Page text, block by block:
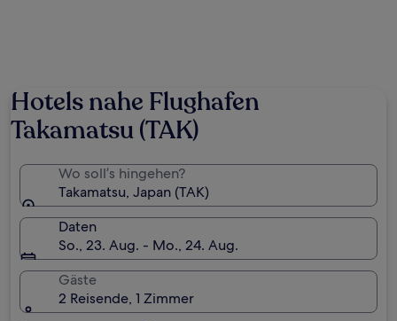
Hotels nahe Flughafen
Takamatsu (TAK)
Wo soll’s hingehen?
Takamatsu, Japan (TAK)
Daten
So., 23. Aug. - Mo., 24. Aug.
Gäste
2 Reisende, 1 Zimmer